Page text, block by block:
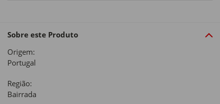
Sobre este Produto
Origem:
Portugal
Região:
Bairrada